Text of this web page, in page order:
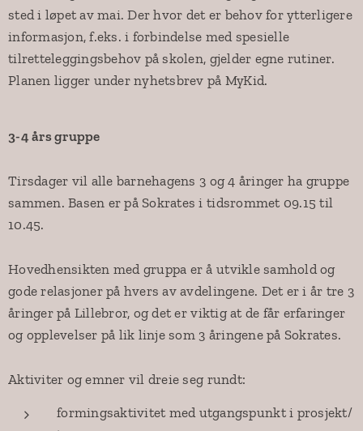
sted i løpet av mai. Der hvor det er behov for ytterligere
informasjon, f.eks. i forbindelse med spesielle
tilretteleggingsbehov på skolen, gjelder egne rutiner.
Planen ligger under nyhetsbrev på MyKid.
3-4 års gruppe
Tirsdager vil alle barnehagens 3 og 4 åringer ha gruppe
sammen. Basen er på Sokrates i tidsrommet 09.15 til
10.45.
Hovedhensikten med gruppa er å utvikle samhold og
gode relasjoner på hvers av avdelingene. Det er i år tre 3
åringer på Lillebror, og det er viktig at de får erfaringer
og opplevelser på lik linje som 3 åringene på Sokrates.
Aktiviter og emner vil dreie seg rundt:
formingsaktivitet med utgangspunkt i prosjekt/